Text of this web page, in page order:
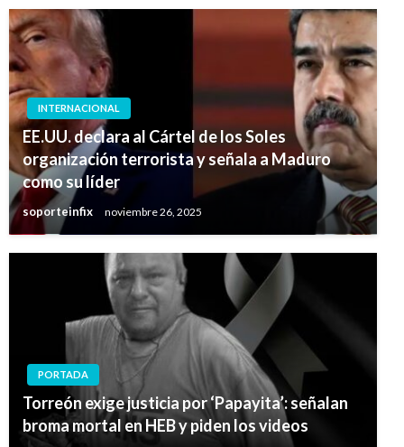
INTERNACIONAL
EE.UU. declara al Cártel de los Soles
organización terrorista y señala a Maduro
como su líder
soporteinfix noviembre 26, 2025
PORTADA
Torreón exige justicia por ‘Papayita’: señalan
broma mortal en HEB y piden los videos